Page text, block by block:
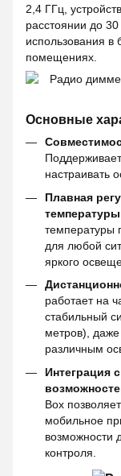
2,4 ГГц,
расстоянии до
использования в
помещениях.
Основные
настраивать
Плавная
температуры
температуры
для любой
яркого
работает на
стабильный
метров),
различным
Интеграция
Box
мобильное
возможности
контроля.